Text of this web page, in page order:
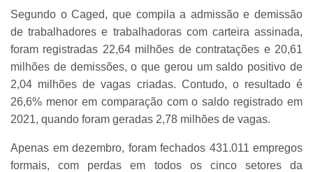
Segundo o Caged, que compila a admissão e demissão
de trabalhadores e trabalhadoras com carteira assinada,
foram registradas 22,64 milhões de contratações e 20,61
milhões de demissões, o que gerou um saldo positivo de
2,04 milhões de vagas criadas. Contudo, o resultado é
26,6% menor em comparação com o saldo registrado em
2021, quando foram geradas 2,78 milhões de vagas.
Apenas em dezembro, foram fechados 431.011 empregos
formais, com perdas em todos os cinco setores da